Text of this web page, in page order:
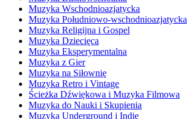
Muzyka Wschodnioazjatycka
Muzyka Południowo-wschodnioazjatycka
Muzyka Religijna i Gospel
Muzyka Dziecięca
Muzyka Eksperymentalna
Muzyka z Gier
Muzyka na Siłownię
Muzyka Retro i Vintage
Ścieżka Dźwiękowa i Muzyka Filmowa
Muzyka do Nauki i Skupienia
Muzyka Underground i Indie